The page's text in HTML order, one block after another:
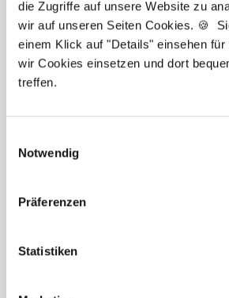
die Zugriffe auf unsere Website zu
wir auf unseren Seiten Cookies. 🍪
einem Klick auf "Details" einsehen
wir Cookies einsetzen und dort
treffen.
Notwendig
Präferenzen
Statistiken
Newsletter-Service: Ich
Neuigkeiten in der
bin damit einverstanden,
analysiert werden, damit
bereitgestellt werden
habe ich die
und bin mit ihr
habe ich die